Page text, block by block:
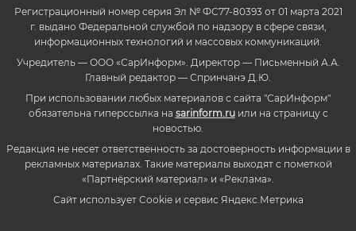
Регистрационный номер серия Эл № ФС77-80393 от 01 марта 2021
г. выдано Федеральной службой по надзору в сфере связи,
информационных технологий и массовых коммуникаций.
Учредитель — ООО «СарИнформ». Директор — Письменный А.А.
Главный редактор — Спринчанэ Д.Ю.
При использовании любых материалов с сайта "СарИнформ"
обязательна гиперссылка на sarinform.ruили на страницу с
новостью.
Редакция не несет ответственность за достоверность информации в
рекламных материалах. Такие материалы выходят с пометкой
«Партнёрский материал» и «Реклама».
Сайт использует Cookie и сервиc Яндекс.Метрика